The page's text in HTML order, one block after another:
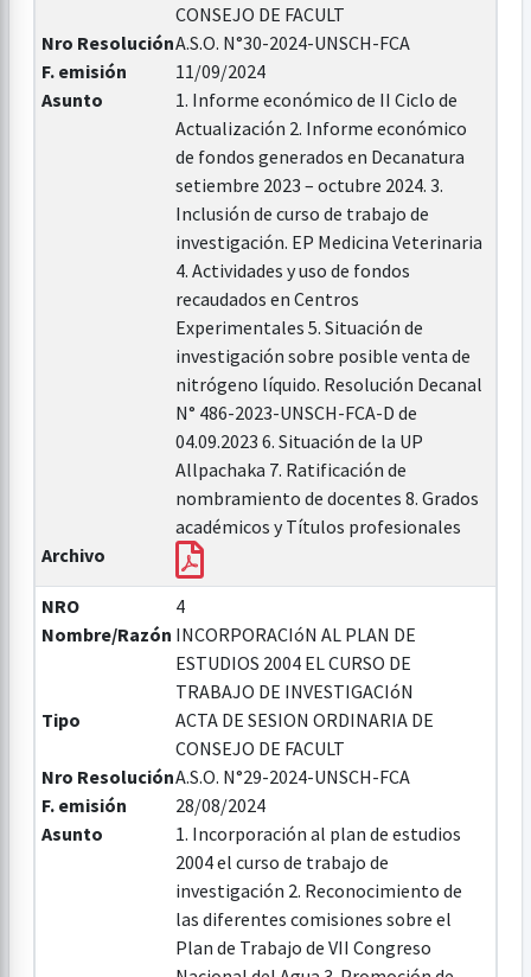
CONSEJO DE FACULT
Nro ResoluciónA.S.O. N°30-2024-UNSCH-FCA
F. emisión
11/09/2024
Asunto
1. Informe económico de II Ciclo de
Actualización 2. Informe económico
de fondos generados en Decanatura
setiembre 2023 – octubre 2024. 3.
Inclusión de curso de trabajo de
investigación. EP Medicina Veterinaria
4. Actividades y uso de fondos
recaudados en Centros
Experimentales 5. Situación de
investigación sobre posible venta de
nitrógeno líquido. Resolución Decanal
N° 486-2023-UNSCH-FCA-D de
04.09.2023 6. Situación de la UP
Allpachaka 7. Ratificación de
nombramiento de docentes 8. Grados
académicos y Títulos profesionales
Archivo
NRO
4
Nombre/Razón INCORPORACIóN AL PLAN DE
ESTUDIOS 2004 EL CURSO DE
TRABAJO DE INVESTIGACIóN
Tipo
ACTA DE SESION ORDINARIA DE
CONSEJO DE FACULT
Nro ResoluciónA.S.O. N°29-2024-UNSCH-FCA
F. emisión
28/08/2024
Asunto
1. Incorporación al plan de estudios
2004 el curso de trabajo de
investigación 2. Reconocimiento de
las diferentes comisiones sobre el
Plan de Trabajo de VII Congreso